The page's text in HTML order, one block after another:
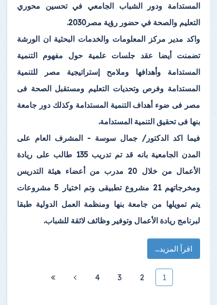
المستدامة ودور الشباب الجامعي في تحسين محوري
التعليم والصحة في حضور رؤية مصر2030.
واكد مدير مركز المعلومات والخدمات البحثية ان الورشة
تضمنت أيضا عقد جلسات علمية حول مفهوم التنمية
المستدامة وأهدافها وملامح إستراتيجية مصر للتنمية
المستدامة وفرص وتحديات التعليم ومستقبل الصحة فى
مصر فى ضوء أهداف التنمية المستدامة وكذلك دور جامعة
بنها فى تحقيق التنمية المستدامة.
فيما اكد الدكتور/ جمال سوسة - المشرف العام على
المدن الجامعية بانه قد تم تدريب 135 طالب على ريادة
الأعمال من خلال 20 مدرب من أعضاء هيئة التدريس
ومخرجاتهم 21 مشروع تطبيقى وتم اختيار 5 مشروعات
يتم تمويلها من جامعة بنها ومنظمة العمل الدولية طبقا
لبرنامج ريادة الأعمال وتوفير وظائف لائقة للشباب.
اقرأ المزيد...
1
2
3
4